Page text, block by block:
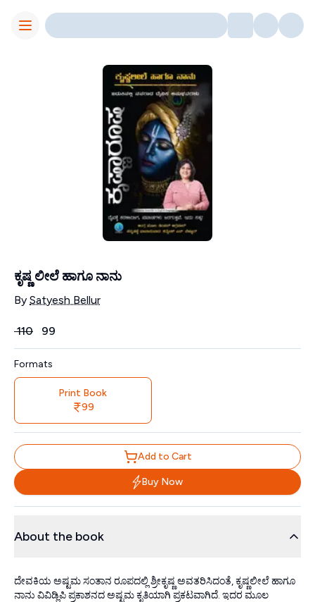
Toggle Menu
ಕೃಷ್ಣ ಲೀಲೆ ಹಾಗೂ ನಾನು
Contributors
By Satyesh Bellur
Price
₹110 99
Formats
Print Book
99
Add to Cart
Buy Now
About the book
ದೇವಕಿಯ ಅಷ್ಟಮ ಸಂತಾನ ರೂಪದಲ್ಲಿ ಶ್ರೀಕೃಷ್ಣ ಅವತರಿಸಿದಂತೆ, ಕೃಷ್ಣಲೀಲೆ ಹಾಗೂ
ನಾನು ವಿವಿಡ್ಲಿಪಿ ಪ್ರಕಾಶನದ ಅಷ್ಟಮ ಕೃತಿಯಾಗಿ ಪ್ರಕಟವಾಗಿದೆ. ಇದರ ಮೂಲ